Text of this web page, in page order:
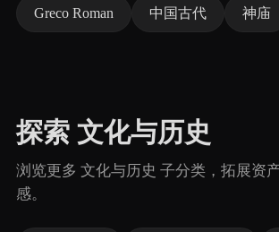
Greco Roman 中国古代 神庙
探索 文化与历史
浏览更多 文化与历史 子分类，拓展资
感。